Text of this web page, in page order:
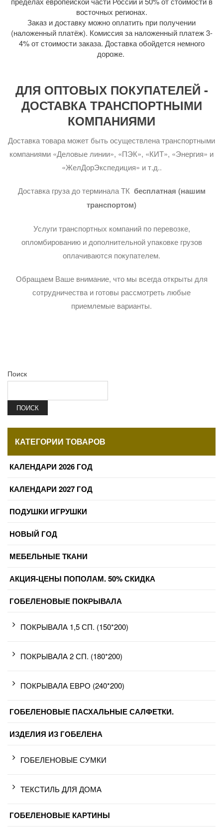
восточных регионах.
Заказ и доставку можно оплатить при получении
(наложенный платёж). Комиссия за наложенный платеж 3-
4% от стоимости заказа. Доставка обойдется немного
дороже.
ДЛЯ ОПТОВЫХ ПОКУПАТЕЛЕЙ -
ДОСТАВКА ТРАНСПОРТНЫМИ
КОМПАНИЯМИ
Доставка товара может быть осуществлена транспортными
компаниями «Деловые линии», «ПЭК», «КИТ», «Энергия» и
«ЖелДорЭкспедиция» и т.д..
Доставка груза до терминала ТК бесплатная (нашим
транспортом)
Услуги транспортных компаний по перевозке,
опломбированию и дополнительной упаковке грузов
оплачиваются покупателем.
Обращаем Ваше внимание, что мы всегда открыты для
сотрудничества и готовы рассмотреть любые
приемлемые варианты.
Поиск
ПОИСК
КАТЕГОРИИ ТОВАРОВ
КАЛЕНДАРИ 2026 ГОД
КАЛЕНДАРИ 2027 ГОД
ПОДУШКИ ИГРУШКИ
НОВЫЙ ГОД
МЕБЕЛЬНЫЕ ТКАНИ
АКЦИЯ-ЦЕНЫ ПОПОЛАМ. 50% СКИДКА
ГОБЕЛЕНОВЫЕ ПОКРЫВАЛА
ПОКРЫВАЛА 1,5 СП. (150*200)
ПОКРЫВАЛА 2 СП. (180*200)
ПОКРЫВАЛА ЕВРО (240*200)
ГОБЕЛЕНОВЫЕ ПАСХАЛЬНЫЕ САЛФЕТКИ.
ИЗДЕЛИЯ ИЗ ГОБЕЛЕНА
ГОБЕЛЕНОВЫЕ СУМКИ
ТЕКСТИЛЬ ДЛЯ ДОМА
ГОБЕЛЕНОВЫЕ КАРТИНЫ